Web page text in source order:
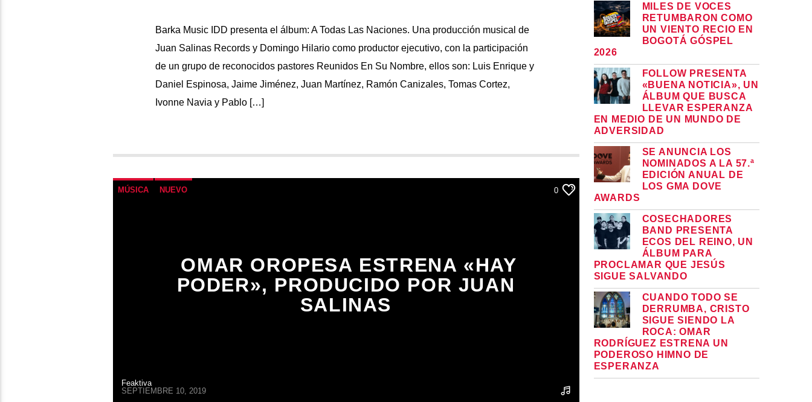
Barka Music IDD presenta el álbum: A Todas Las Naciones. Una producción musical de
Juan Salinas Records y Domingo Hilario como productor ejecutivo, con la participación
de un grupo de reconocidos pastores Reunidos En Su Nombre, ellos son: Luis Enrique y
Daniel Espinosa, Jaime Jiménez, Juan Martínez, Ramón Canizales, Tomas Cortez,
Ivonne Navia y Pablo […]
MÚSICA NUEVO 0
OMAR OROPESA ESTRENA «HAY
PODER», PRODUCIDO POR JUAN
SALINAS
Feaktiva
SEPTIEMBRE 10, 2019
MILES DE VOCES
RETUMBARON COMO
UN VIENTO RECIO EN
BOGOTÁ GÓSPEL
2026
FOLLOW PRESENTA
«BUENA NOTICIA», UN
ÁLBUM QUE BUSCA
LLEVAR ESPERANZA
EN MEDIO DE UN MUNDO DE
ADVERSIDAD
SE ANUNCIA LOS
NOMINADOS A LA 57.ª
EDICIÓN ANUAL DE
LOS GMA DOVE
AWARDS
COSECHADORES
BAND PRESENTA
ECOS DEL REINO, UN
ÁLBUM PARA
PROCLAMAR QUE JESÚS
SIGUE SALVANDO
CUANDO TODO SE
DERRUMBA, CRISTO
SIGUE SIENDO LA
ROCA: OMAR
RODRÍGUEZ ESTRENA UN
PODEROSO HIMNO DE
ESPERANZA